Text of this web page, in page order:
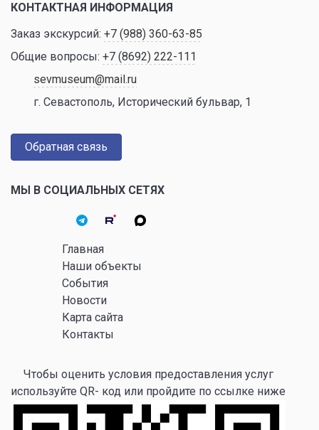
КОНТАКТНАЯ ИНФОРМАЦИЯ
Заказ экскурсий: +7 (988) 360-63-85
Общие вопросы: +7 (8692) 222-111
sevmuseum@mail.ru
г. Севастополь, Исторический бульвар, 1
Обратная связь
МЫ В СОЦИАЛЬНЫХ СЕТЯХ
Главная
Наши объекты
События
Новости
Карта сайта
Контакты
Чтобы оценить условия предоставления услуг
используйте QR- код или пройдите по ссылке ниже